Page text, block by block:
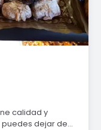
calidad y
puedes dejar de…